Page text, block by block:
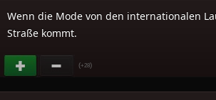
Wenn die Mode von den internationalen
Straße kommt.
(+28)